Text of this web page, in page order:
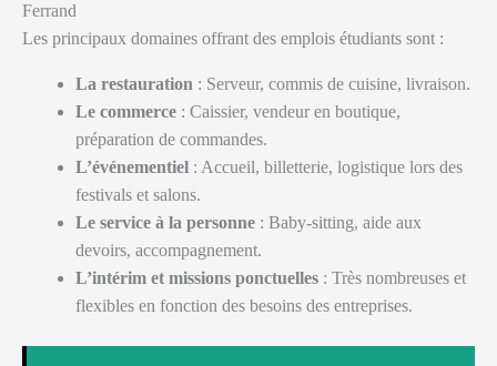
Ferrand
Les principaux domaines offrant des emplois étudiants sont :
La restauration : Serveur, commis de cuisine, livraison.
Le commerce : Caissier, vendeur en boutique,
préparation de commandes.
L’événementiel : Accueil, billetterie, logistique lors des
festivals et salons.
Le service à la personne : Baby-sitting, aide aux
devoirs, accompagnement.
L’intérim et missions ponctuelles : Très nombreuses et
flexibles en fonction des besoins des entreprises.